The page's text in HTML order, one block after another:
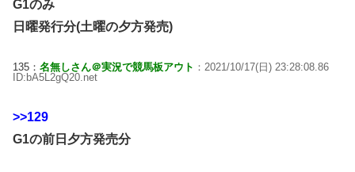
G1のみ
日曜発行分(土曜の夕方発売)
135： 名無しさん＠実況で競馬板アウト ：2021/10/17(日) 23:28:08.86
ID:bA5L2gQ20.net
>>129
G1の前日夕方発売分